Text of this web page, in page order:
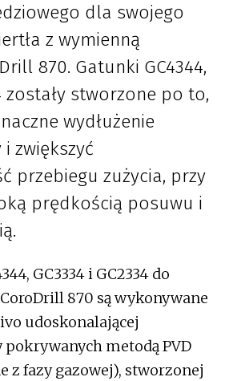
dla swojego
z wymienną
870. Gatunki GC4344,
zostały stworzone po to,
wydłużenie
zwiększyć
przebiegu zużycia, przy
prędkością posuwu i
GC3334 i GC2334 do
870 są wykonywane
udoskonalającej
pokrywanych metodą PVD
z fazy gazowej), stworzonej